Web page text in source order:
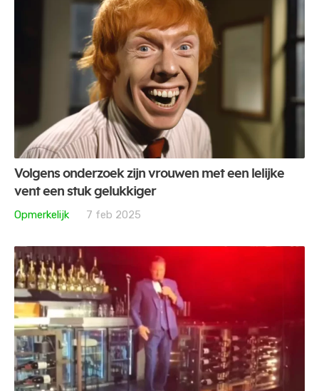
Volgens onderzoek zijn vrouwen met een lelijke
vent een stuk gelukkiger
Opmerkelijk
7 feb 2025